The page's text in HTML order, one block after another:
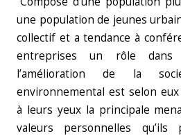
une population de jeunes
collectif et a tendance à
entreprises un rôle
l’amélioration de la
environnemental est selon
à leurs yeux la principale
valeurs personnelles